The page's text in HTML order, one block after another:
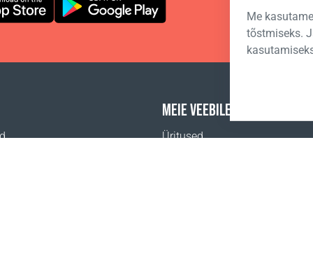
Me
tõstmiseks.
MEIE VEEBILEHED
Üritused